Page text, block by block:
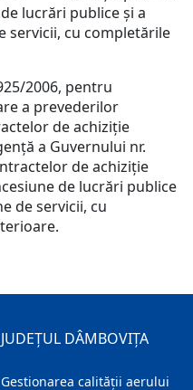
lucrări publice şi a
servicii, cu completările
2006, pentru
a prevederilor
de achiziţie
a Guvernului nr.
de achiziţie
de lucrări publice
de servicii, cu
JUDEȚUL DÂMBOVIȚA
Gestionarea calității aerului